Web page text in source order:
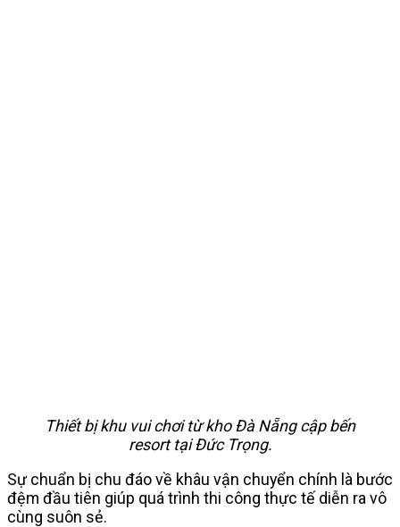
Thiết bị khu vui chơi từ kho Đà Nẵng cập bến
resort tại Đức Trọng.
Sự chuẩn bị chu đáo về khâu vận chuyển chính là bước
đệm đầu tiên giúp quá trình thi công thực tế diễn ra vô
cùng suôn sẻ.